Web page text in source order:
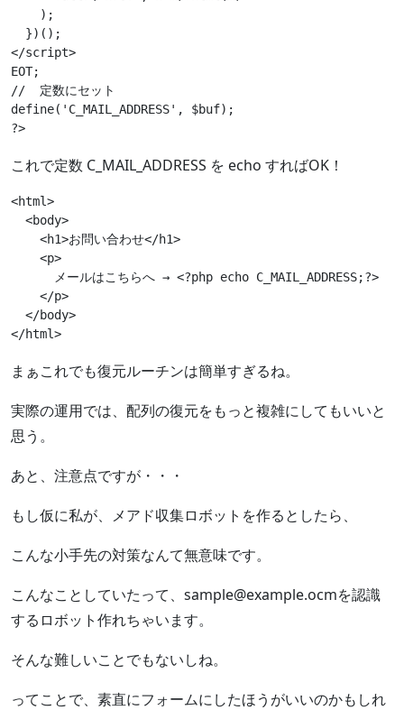
    )
;
})() ;
</script>
EOT;
//  定数にセット
define('C_MAIL_ADDRESS', $buf);
?>
これで定数 C_MAIL_ADDRESS を echo すればOK！
<html>
<body>
<h1>お問い合わせ</h1>
<p>
      メールはこちらへ →
<?php echo C_MAIL_ADDRESS;?>
</p>
</body>
</html>
まぁこれでも復元ルーチンは簡単すぎるね。
実際の運用では、配列の復元をもっと複雑にしてもいいと
思う。
あと、注意点ですが・・・
もし仮に私が、メアド収集ロボットを作るとしたら、
こんな小手先の対策なんて無意味です。
こんなことしていたって、sample@example.ocmを認識
するロボット作れちゃいます。
そんな難しいことでもないしね。
ってことで、素直にフォームにしたほうがいいのかもしれ